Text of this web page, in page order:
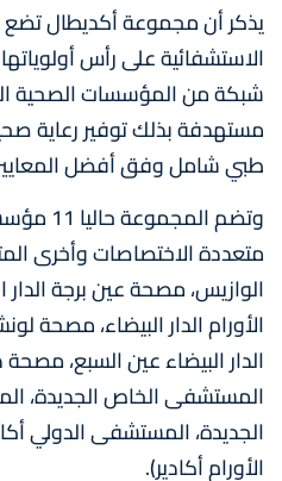
يذكر أن مجموعة أكديطال تضع
الاستشفائية على رأس
شبكة من المؤسسات الصحية
مستهدفة بذلك توفير رعاية
طبي شامل وفق أفضل المعايير
وتضم
متعددة الاختصاصات وأخرى
الوازيس، مصحة عين برجة الدار
الأورام الدار البيضاء،
الدار البيضاء عين السبع،
المستشفى الخاص الجديدة،
الجديدة، المستشفى الدولي
الأورام أكادير).